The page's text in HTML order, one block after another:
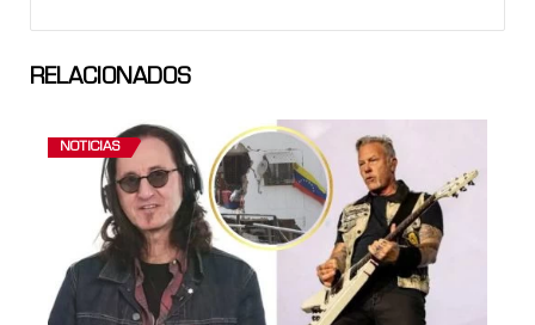
RELACIONADOS
NOTICIAS